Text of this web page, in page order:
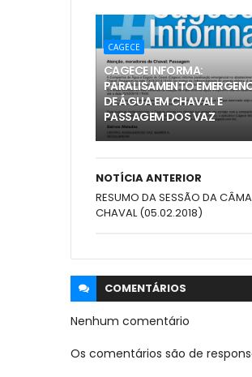
CAGECE
CAGECE INFORMA:
PARALISAMENTO
DE ÁGUA EM CHAVAL E
PASSAGEM DOS VAZ
NOTÍCIA ANTERIOR
RESUMO DA SESSÃO DA
CHAVAL (05.02.2018)
COMENTÁRIOS
Nenhum comentário
Os comentários são de